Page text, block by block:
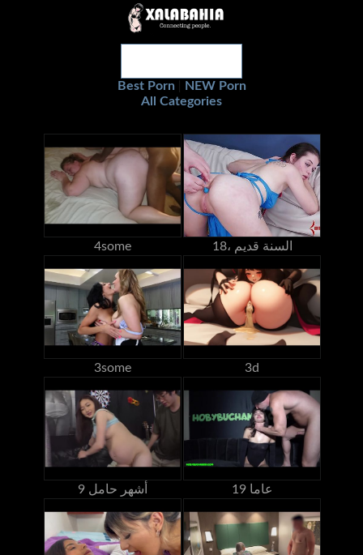
Best Porn
NEW Porn
All Categories
4some 18، السنة قديم
3some 3d
9 أشهر حامل 19 عاما